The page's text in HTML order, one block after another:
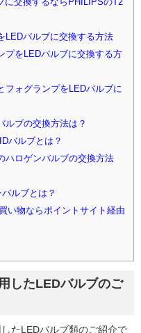
LEDバルブに交換する方法
プをLEDバルブに交換する方
フォグランプをLEDバルブに
ルブの交換方法は？
バルブとは？
ハロゲンバルブの交換方法
ルブとは？
い物ならポイントサイト経由
したLEDバルブのご
たLEDバルブ類のご紹介で